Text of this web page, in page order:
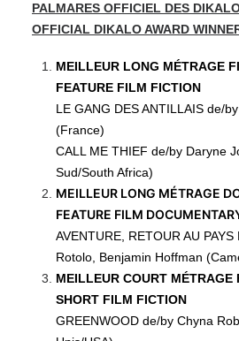
PALMARES OFFICIEL DES
OFFICIAL DIKALO AWARD
MEILLEUR LONG MÉTRAGE
FEATURE FILM FICTION
LE GANG DES ANTILLAIS de/
(France)
CALL ME THIEF de/by Daryne
Sud/South Africa)
MEILLEUR LONG MÉTRAGE
FEATURE FILM
AVENTURE, RETOUR AU
Rotolo, Benjamin Hoffman
MEILLEUR COURT MÉTRAGE
SHORT FILM FICTION
GREENWOOD de/by Chyna